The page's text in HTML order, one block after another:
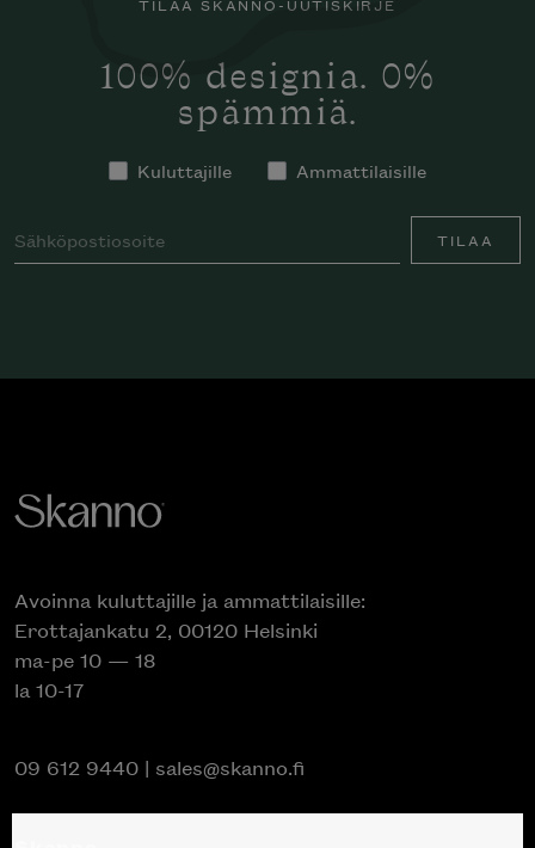
100% designia. 0%
spämmiä.
Kuluttajille Ammattilaisille
TILAA
Avoinna kuluttajille ja ammattilaisille:
Erottajankatu 2, 00120 Helsinki
ma-pe 10 — 18
la 10-17
09 612 9440 | sales@skanno.fi